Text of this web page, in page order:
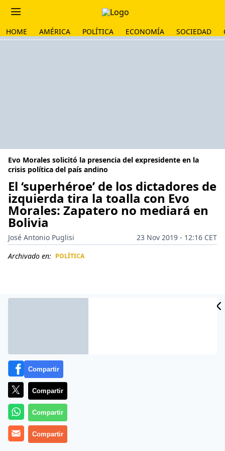
HOME AMÉRICA POLÍTICA ECONOMÍA SOCIEDAD
Evo Morales solicitó la presencia del expresidente en la
crisis política del país andino
El ‘superhéroe’ de los dictadores de
izquierda tira la toalla con Evo
Morales: Zapatero no mediará en
Bolivia
José Antonio Puglisi
23 Nov 2019 - 12:16 CET
Archivado en: POLÍTICA
Más información
Compartir
Compartir
Compartir
Compartir